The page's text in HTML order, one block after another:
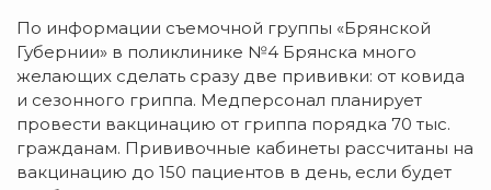
По информации съемочной группы «Брянской
Губернии» в поликлинике №4 Брянска много
желающих сделать сразу две прививки: от ковида
и сезонного гриппа. Медперсонал планирует
провести вакцинацию от гриппа порядка 70 тыс.
гражданам. Прививочные кабинеты рассчитаны на
вакцинацию до 150 пациентов в день, если будет